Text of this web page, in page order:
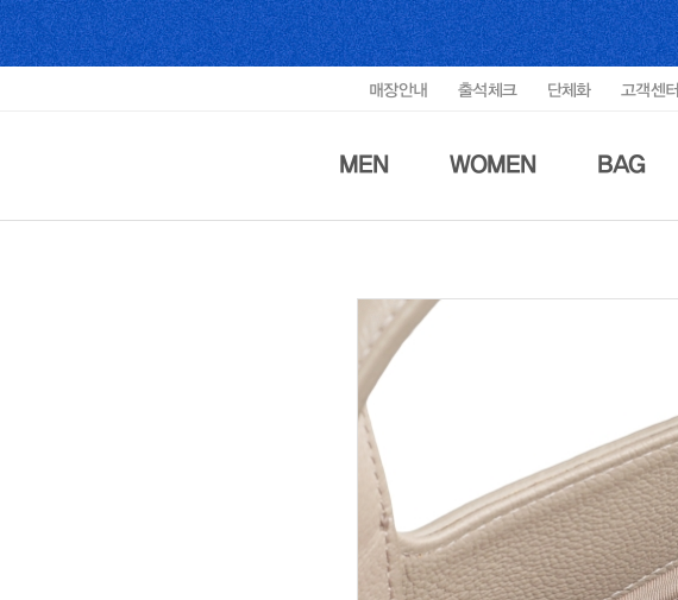
매장안내 출석체크 단체화 고객센터
MEN WOMEN BAG